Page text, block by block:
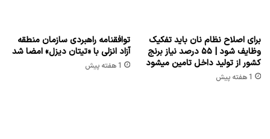
برای اصلاح نظام نان باید تفکیک
وظایف شود | ۵۵ درصد نیاز برنج
کشور از تولید داخل تامین میشود
1 هفته پیش
توافقنامه راهبردی سازمان منطقه
آزاد انزلی با «تیتان دیزل» امضا شد
1 هفته پیش